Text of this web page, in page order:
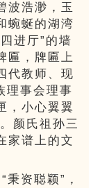
波浩渺，玉
蜿蜒的湖湾
进厅”的墙
匾，牌匾上
代教师、现
理事会理事
，小心翼翼
颜氏祖孙三
家谱上的文
资聪颖”，